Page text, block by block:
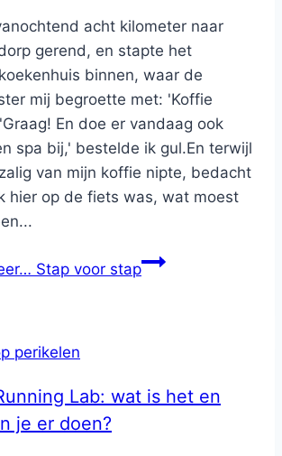
acht kilometer naar
gerend, en stapte het
binnen, waar de
mij begroette met: 'Koffie
En doe er vandaag ook
spa bij,' bestelde ik gul.En terwijl
van mijn koffie nipte, bedacht
hier op de fiets was, wat moest
Stap voor stap
perikelen
Lab: wat is het en
je er doen?